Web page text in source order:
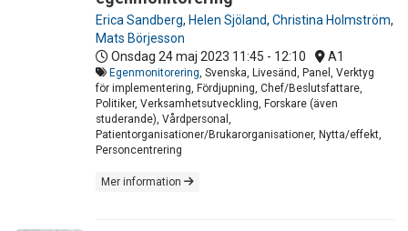
Erica Sandberg, Helen Sjöland, Christina Holmström,
Mats Börjesson
Onsdag 24 maj 2023 11:45 - 12:10 A1
Egenmonitorering , Svenska, Livesänd, Panel, Verktyg
för implementering, Fördjupning, Chef/Beslutsfattare,
Politiker, Verksamhetsutveckling, Forskare (även
studerande), Vårdpersonal,
Patientorganisationer/Brukarorganisationer, Nytta/effekt,
Personcentrering
Mer information